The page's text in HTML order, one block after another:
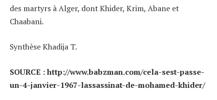
des martyrs à Alger, dont Khider, Krim, Abane et
Chaabani.
Synthèse Khadija T.
SOURCE : http://www.babzman.com/cela-sest-passe-
un-4-janvier-1967-lassassinat-de-mohamed-khider/